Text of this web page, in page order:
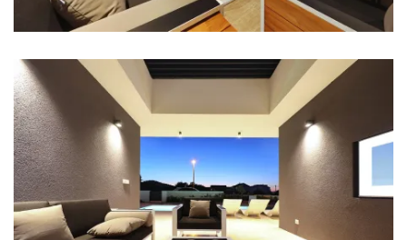
Geschirrspüler
Kaffeemaschine
Geschirr
Hochstuhl